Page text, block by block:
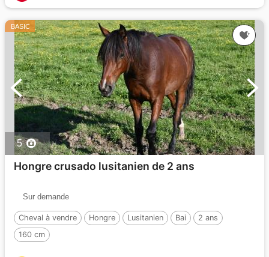
BASIC
5
Hongre crusado lusitanien de 2 ans
Sur demande
Cheval à vendre Hongre Lusitanien Bai
2 ans
160 cm